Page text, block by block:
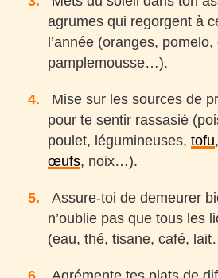
agrumes qui regorgent à
l’année (oranges,
pamplemousse…).
Mise sur les sources de
pour te sentir rassasié
poulet, légumineuses, tofu
œufs, noix…).
Assure-toi de demeurer
n’oublie pas que tous les
(eau, thé, tisane, café,